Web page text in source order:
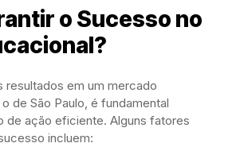
o Sucesso no
resultados em um mercado
de São Paulo, é fundamental
de ação eficiente. Alguns fatores
incluem: